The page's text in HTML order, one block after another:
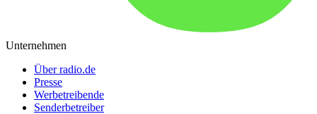
Unternehmen
Über radio.de
Presse
Werbetreibende
Senderbetreiber